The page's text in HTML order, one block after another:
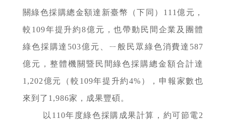
關綠色採購總金額達新臺幣（下同）111億元，
較109年提升約8億元，也帶動民間企業及團體
綠色採購達503億元、ㄧ般民眾綠色消費達587
億元，整體機關暨民間綠色採購總金額合計達
1,202億元（較109年提升約4%），申報家數也
來到了1,986家，成果豐碩。
以110年度綠色採購成果計算，約可節電2